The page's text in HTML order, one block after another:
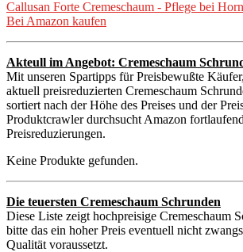
Callusan Forte Cremeschaum - Pflege bei
Bei Amazon kaufen
Akteull im Angebot: Cremeschaum
Mit unseren Spartipps für Preisbewußte
aktuell preisreduzierten Cremeschaum
sortiert nach der Höhe des Preises und der
Produktcrawler durchsucht Amazon
Preisreduzierungen.
Keine Produkte gefunden.
Die teuersten Cremeschaum Schrunden
Diese Liste zeigt hochpreisige Cremeschaum
bitte das ein hoher Preis eventuell nicht
Qualität voraussetzt.